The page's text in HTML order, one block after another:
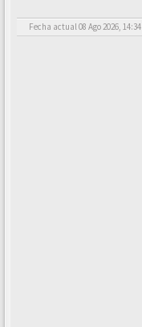
Fecha actual 08 Ago 2026, 14:34